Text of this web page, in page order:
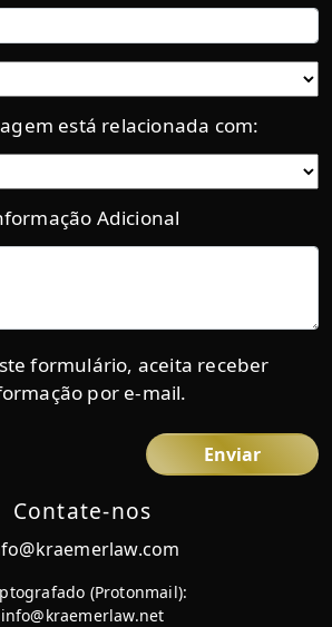
Contate-nos
(Protonmail):
info@kraemerlaw.net
Teléfono
Ubicación
actual:
está relacionada com:
Categoría
Adicional
Mensaje
formulário, aceita receber
por e-mail.